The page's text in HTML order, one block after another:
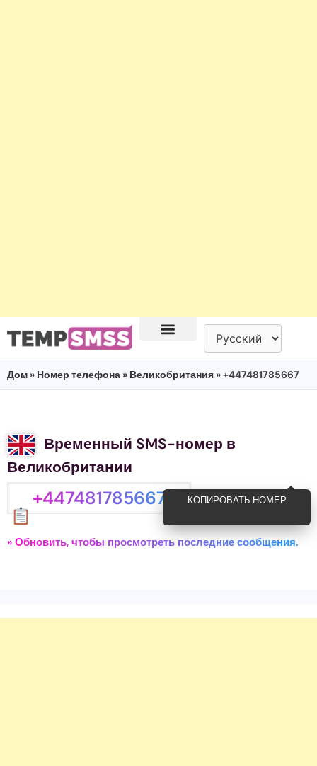
Дом » Номер телефона » Великобритания » +447481785667
Временный SMS-номер в
Великобритании
+447481785667 КОПИРОВАТЬ НОМЕР
» Обновить, чтобы просмотреть последние сообщения.